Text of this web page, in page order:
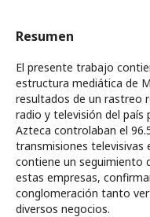
Resumen
El presente trabajo
estructura mediática de
resultados de un rastreo
radio y televisión del país
Azteca controlaban el
transmisiones televisivas
contiene un seguimiento
estas empresas,
conglomeración tanto
diversos negocios.